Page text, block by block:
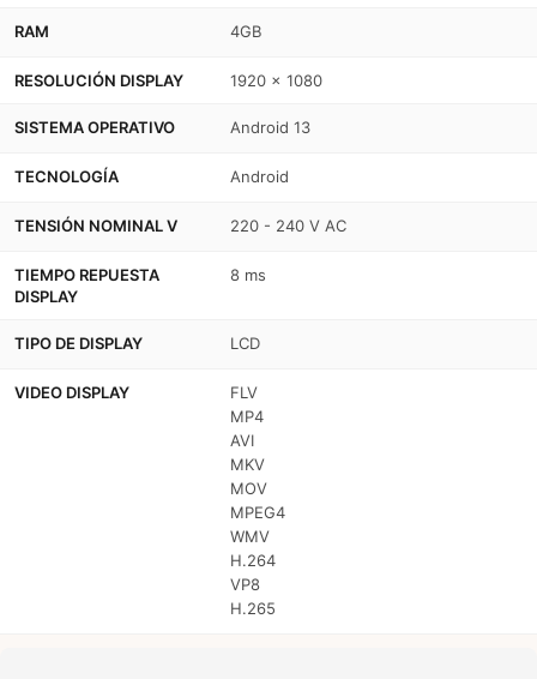
RAM 4GB
RESOLUCIÓN DISPLAY 1920 x 1080
SISTEMA OPERATIVO Android 13
TECNOLOGÍA Android
TENSIÓN NOMINAL V 220 - 240 V AC
TIEMPO REPUESTA
DISPLAY
8 ms
TIPO DE DISPLAY LCD
VIDEO DISPLAY
FLV
MP4
AVI
MKV
MOV
MPEG4
WMV
H.264
VP8
H.265